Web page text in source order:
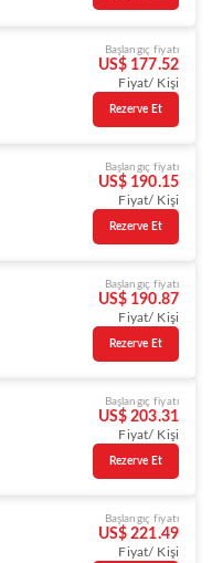
Başlangıç fiyatı
US$ 177.52
Fiyat/ Kişi
Rezerve Et
Başlangıç fiyatı
US$ 190.15
Fiyat/ Kişi
Rezerve Et
Başlangıç fiyatı
US$ 190.87
Fiyat/ Kişi
Rezerve Et
Başlangıç fiyatı
US$ 203.31
Fiyat/ Kişi
Rezerve Et
Başlangıç fiyatı
US$ 221.49
Fiyat/ Kişi